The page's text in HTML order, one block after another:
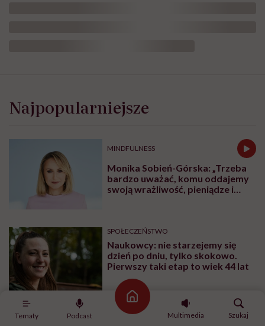
Tematy Podcast
Strona główna
Multimedia
Szukaj
Najpopularniejsze
MINDFULNESS
Monika Sobień-Górska: „Trzeba
bardzo uważać, komu oddajemy
swoją wrażliwość, pieniądze i
SPOŁECZEŃSTWO
Naukowcy: nie starzejemy się
dzień po dniu, tylko skokowo.
Pierwszy taki etap to wiek 44 lat